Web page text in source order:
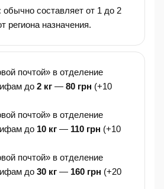
обычно составляет от 1 до 2
региона назначения.
почтой» в отделение
до 2 кг — 80 грн (+10
почтой» в отделение
до 10 кг — 110 грн (+10
почтой» в отделение
до 30 кг — 160 грн (+20